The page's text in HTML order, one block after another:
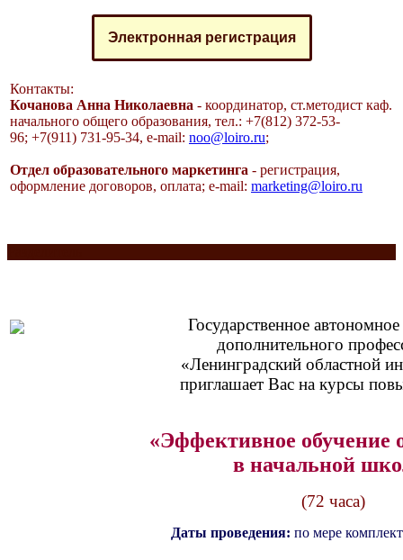
Электронная регистрация
Контакты:
Кочанова Анна Николаевна - координатор, ст.методист каф.
начального общего образования, тел.: +7(812) 372-53-
96; +7(911) 731-95-34, e-mail: noo@loiro.ru;
Отдел образовательного маркетинга - регистрация,
оформление договоров, оплата; e-mail: marketing@loiro.ru
Государственное
дополнительного
«Ленинградский областной
приглашает Вас на курсы
«Эффективное обучение
в начальной
(72 часа)
Даты проведения: по мере